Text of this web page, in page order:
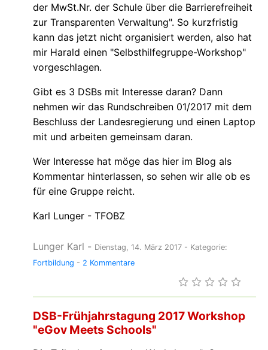
der MwSt.Nr. der Schule über die Barrierefreiheit
zur Transparenten Verwaltung". So kurzfristig
kann das jetzt nicht organisiert werden, also hat
mir Harald einen "Selbsthilfegruppe-Workshop"
vorgeschlagen.
Gibt es 3 DSBs mit Interesse daran? Dann
nehmen wir das Rundschreiben 01/2017 mit dem
Beschluss der Landesregierung und einen Laptop
mit und arbeiten gemeinsam daran.
Wer Interesse hat möge das hier im Blog als
Kommentar hinterlassen, so sehen wir alle ob es
für eine Gruppe reicht.
Karl Lunger - TFOBZ
Lunger Karl - Dienstag, 14. März 2017 - Kategorie:
Fortbildung - 2 Kommentare
DSB-Frühjahrstagung 2017 Workshop
"eGov Meets Schools"